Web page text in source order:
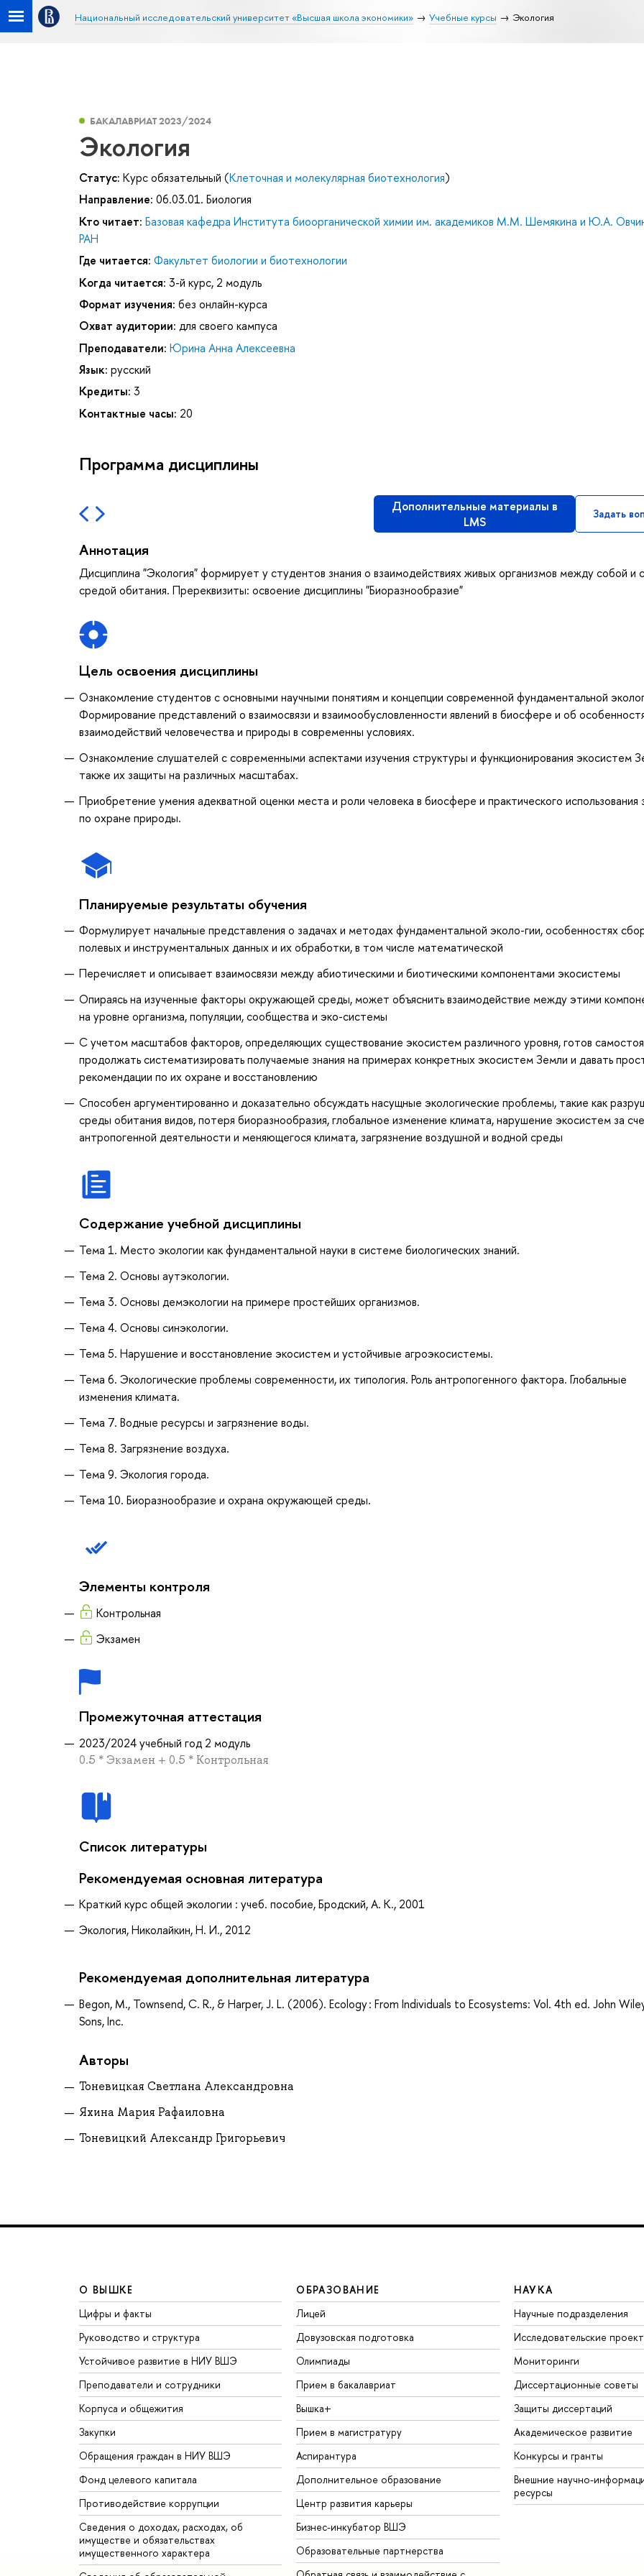
Национальный исследовательский университет «Высшая школа экономики» Учебные курсы Экология
БАКАЛАВРИАТ 2023/2024
Экология
Статус: Курс обязательный (Клеточная и молекулярная биотехнология)
Направление: 06.03.01. Биология
Кто читает: Базовая кафедра Института биоорганической химии им. академиков М.М. Шемякина и Ю.А.
РАН
Где читается: Факультет биологии и биотехнологии
Когда читается: 3-й курс, 2 модуль
Формат изучения: без онлайн-курса
Охват аудитории: для своего кампуса
Преподаватели: Юрина Анна Алексеевна
Язык: русский
Кредиты: 3
Контактные часы: 20
Программа дисциплины
Дополнительные материалы в
LMS
Задать
Аннотация
Дисциплина "Экология" формирует у студентов знания о взаимодействиях живых организмов между собой и
средой обитания. Пререквизиты: освоение дисциплины "Биоразнообразие"
Цель освоения дисциплины
Ознакомление студентов с основными научными понятиям и концепции современной фундаментальной
Формирование представлений о взаимосвязи и взаимообусловленности явлений в биосфере и об
взаимодействий человечества и природы в современны условиях.
Ознакомление слушателей с современными аспектами изучения структуры и функционирования экосистем
также их защиты на различных масштабах.
Приобретение умения адекватной оценки места и роли человека в биосфере и практического использования
по охране природы.
Планируемые результаты обучения
Формулирует начальные представления о задачах и методах фундаментальной эколо-гии, особенностях
полевых и инструментальных данных и их обработки, в том числе математической
Перечисляет и описывает взаимосвязи между абиотическими и биотическими компонентами экосистемы
Опираясь на изученные факторы окружающей среды, может объяснить взаимодействие между этими
на уровне организма, популяции, сообщества и эко-системы
С учетом масштабов факторов, определяющих существование экосистем различного уровня, готов
продолжать систематизировать получаемые знания на примерах конкретных экосистем Земли и давать
рекомендации по их охране и восстановлению
Способен аргументированно и доказательно обсуждать насущные экологические проблемы, такие как
среды обитания видов, потеря биоразнообразия, глобальное изменение климата, нарушение экосистем за
антропогенной деятельности и меняющегося климата, загрязнение воздушной и водной среды
Содержание учебной дисциплины
Тема 1. Место экологии как фундаментальной науки в системе биологических знаний.
Тема 2. Основы аутэкологии.
Тема 3. Основы демэкологии на примере простейших организмов.
Тема 4. Основы синэкологии.
Тема 5. Нарушение и восстановление экосистем и устойчивые агроэкосистемы.
Тема 6. Экологические проблемы современности, их типология. Роль антропогенного фактора. Глобальные
изменения климата.
Тема 7. Водные ресурсы и загрязнение воды.
Тема 8. Загрязнение воздуха.
Тема 9. Экология города.
Тема 10. Биоразнообразие и охрана окружающей среды.
Элементы контроля
Контрольная
Экзамен
Промежуточная аттестация
2023/2024 учебный год 2 модуль
0.5 * Экзамен + 0.5 * Контрольная
Список литературы
Рекомендуемая основная литература
Краткий курс общей экологии : учеб. пособие, Бродский, А. К., 2001
Экология, Николайкин, Н. И., 2012
Рекомендуемая дополнительная литература
Begon, M., Townsend, C. R., & Harper, J. L. (2006). Ecology : From Individuals to Ecosystems: Vol. 4th ed. John
Sons, Inc.
Авторы
Тоневицкая Светлана Александровна
Яхина Мария Рафаиловна
Тоневицкий Александр Григорьевич
О ВЫШКЕ
Цифры и факты
Руководство и структура
Устойчивое развитие в НИУ ВШЭ
Преподаватели и сотрудники
Корпуса и общежития
Закупки
Обращения граждан в НИУ ВШЭ
Фонд целевого капитала
Противодействие коррупции
Сведения о доходах, расходах, об
имуществе и обязательствах
имущественного характера
ОБРАЗОВАНИЕ
Лицей
Довузовская подготовка
Олимпиады
Прием в бакалавриат
Вышка+
Прием в магистратуру
Аспирантура
Дополнительное образование
Центр развития карьеры
Бизнес-инкубатор ВШЭ
Образовательные партнерства
НАУКА
Научные подразделения
Исследовательские
Мониторинги
Диссертационные советы
Защиты диссертаций
Академическое развитие
Конкурсы и гранты
Внешние научно-
ресурсы